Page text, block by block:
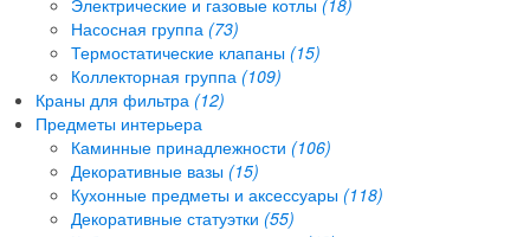
Насосная группа (73)
Термостатические клапаны (15)
Коллекторная группа (109)
Краны для фильтра (12)
Предметы интерьера
Каминные принадлежности (106)
Декоративные вазы (15)
Кухонные предметы и аксессуары (118)
Декоративные статуэтки (55)